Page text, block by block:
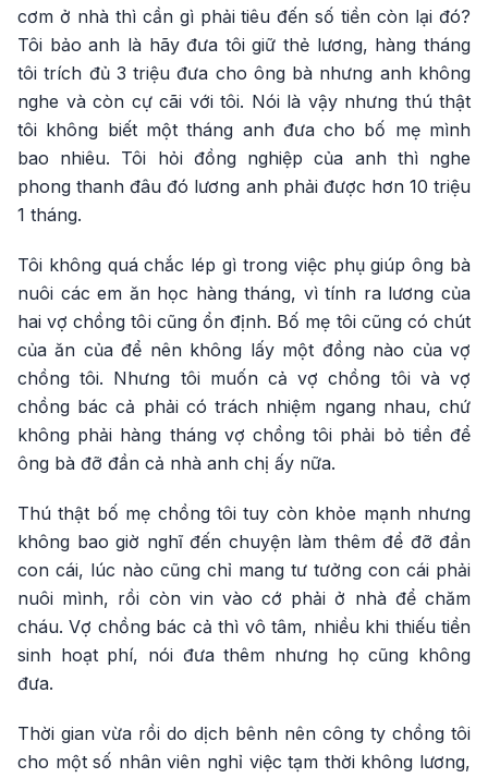
cơm ở nhà thì cần gì phải tiêu đến số tiền còn lại đó?
Tôi bảo anh là hãy đưa tôi giữ thẻ lương, hàng tháng
tôi trích đủ 3 triệu đưa cho ông bà nhưng anh không
nghe và còn cự cãi với tôi. Nói là vậy nhưng thú thật
tôi không biết một tháng anh đưa cho bố mẹ mình
bao nhiêu. Tôi hỏi đồng nghiệp của anh thì nghe
phong thanh đâu đó lương anh phải được hơn 10 triệu
1 tháng.
Tôi không quá chắc lép gì trong việc phụ giúp ông bà
nuôi các em ăn học hàng tháng, vì tính ra lương của
hai vợ chồng tôi cũng ổn định. Bố mẹ tôi cũng có chút
của ăn của để nên không lấy một đồng nào của vợ
chồng tôi. Nhưng tôi muốn cả vợ chồng tôi và vợ
chồng bác cả phải có trách nhiệm ngang nhau, chứ
không phải hàng tháng vợ chồng tôi phải bỏ tiền để
ông bà đỡ đần cả nhà anh chị ấy nữa.
Thú thật bố mẹ chồng tôi tuy còn khỏe mạnh nhưng
không bao giờ nghĩ đến chuyện làm thêm để đỡ đần
con cái, lúc nào cũng chỉ mang tư tưởng con cái phải
nuôi mình, rồi còn vin vào cớ phải ở nhà để chăm
cháu. Vợ chồng bác cả thì vô tâm, nhiều khi thiếu tiền
sinh hoạt phí, nói đưa thêm nhưng họ cũng không
đưa.
Thời gian vừa rồi do dịch bênh nên công ty chồng tôi
cho một số nhân viên nghỉ việc tạm thời không lương,